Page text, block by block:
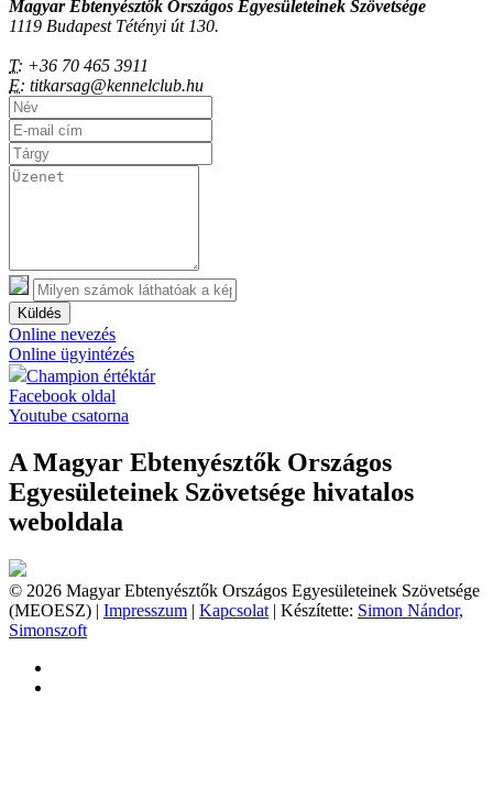
Magyar Ebtenyésztők Országos Egyesületeinek Szövetsége
1119 Budapest Tétényi út 130.
T: +36 70 465 3911
E: titkarsag@kennelclub.hu
Küldés
Online nevezés
Online ügyintézés
Champion értéktár
Facebook oldal
Youtube csatorna
A Magyar Ebtenyésztők Országos
Egyesületeinek Szövetsége hivatalos
weboldala
© 2026 Magyar Ebtenyésztők Országos Egyesületeinek Szövetsége
(MEOESZ) | Impresszum | Kapcsolat | Készítette: Simon Nándor,
Simonszoft